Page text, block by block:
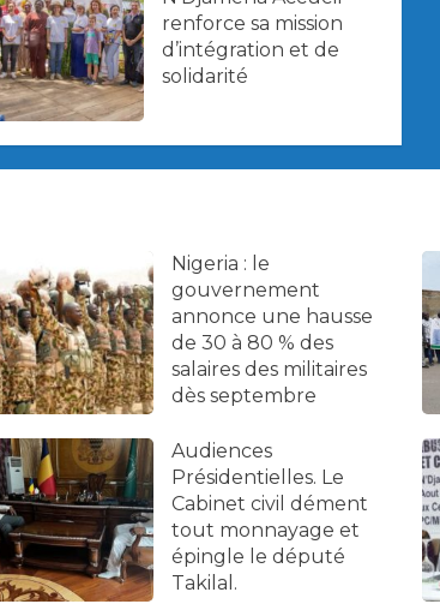
renforce sa mission
d’intégration et de
solidarité
Nigeria : le
gouvernement
annonce une hausse
de 30 à 80 % des
salaires des militaires
dès septembre
Audiences
Présidentielles. Le
Cabinet civil dément
tout monnayage et
épingle le député
Takilal.